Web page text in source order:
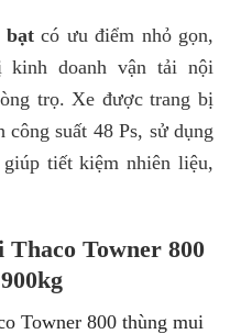
bạtcó ưu điểm nhỏ gọn,
doanh vận tải nội
trọ. Xe được trang bị
suất 48 Ps, sử dụng
tiết kiệm nhiên liệu,
Towner 800
Towner 800 thùng mui